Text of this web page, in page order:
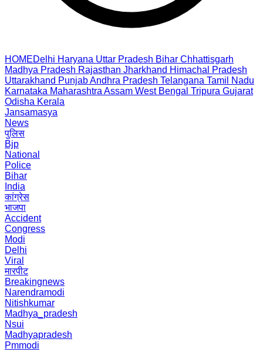
HOMEDelhi Haryana Uttar Pradesh Bihar Chhattisgarh
Madhya Pradesh Rajasthan Jharkhand Himachal Pradesh
Uttarakhand PunjabAndhra Pradesh Telangana Tamil Nadu
Karnataka Maharashtra Assam West Bengal Tripura Gujarat
Odisha Kerala
Jansamasya
News
पुलिस
Bjp
National
Police
Bihar
India
कांग्रेस
भाजपा
Accident
Congress
Modi
Delhi
Viral
मारपीट
Breakingnews
Narendramodi
Nitishkumar
Madhya_pradesh
Nsui
Madhyapradesh
Pmmodi